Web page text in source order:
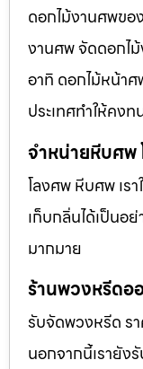
ดอกไม้งานศพขอ
งานศพ จัดดอกไ
อาทิ ดอกไม้หน้า
ประเทศทำให้คง
จำหน่ายหีบศพ
โลงศพ หีบศพ เร
เก็บกลิ่นได้เป็นอ
มากมาย
ร้านพวงหรีดอ
รับจัดพวงหรีด ร
นอกจากนี้เรายัง